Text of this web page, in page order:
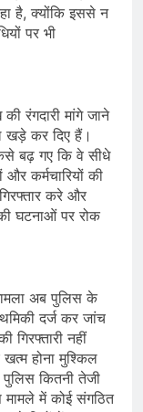
है, क्योंकि इससे न
पर भी
रंगदारी मांगे जाने
खड़े कर दिए हैं।
बढ़ गए कि वे सीधे
कर्मचारियों की
करे और
घटनाओं पर रोक
अब पुलिस के
दर्ज कर जांच
नहीं
खत्म होना मुश्किल
कितनी तेजी
में कोई संगठित